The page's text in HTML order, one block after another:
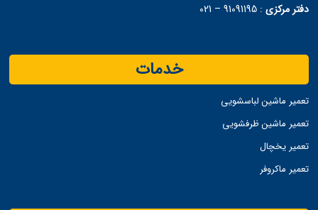
دفتر مرکزی :
91091195 – 021
خدمات
تعمیر ماشین لباسشویی
تعمیر ماشین ظرفشویی
تعمیر یخچال
تعمیر ماکروفر